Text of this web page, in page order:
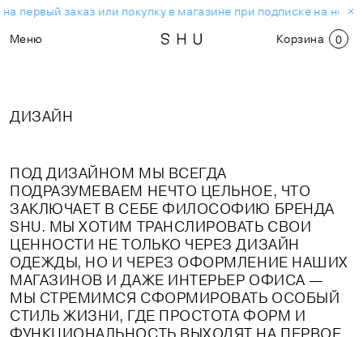
первый заказ или покупку в магазине при подписке на
Меню
Корзина 0
ДИЗАЙН
ПОД ДИЗАЙНОМ МЫ ВСЕГДА
ПОДРАЗУМЕВАЕМ НЕЧТО ЦЕЛЬНОЕ, ЧТО
ЗАКЛЮЧАЕТ В СЕБЕ ФИЛОСОФИЮ БРЕНДА
SHU. МЫ ХОТИМ ТРАНСЛИРОВАТЬ СВОИ
ЦЕННОСТИ НЕ ТОЛЬКО ЧЕРЕЗ ДИЗАЙН
ОДЕЖДЫ, НО И ЧЕРЕЗ ОФОРМЛЕНИЕ НАШИХ
МАГАЗИНОВ И ДАЖЕ ИНТЕРЬЕР ОФИСА —
МЫ СТРЕМИМСЯ СФОРМИРОВАТЬ ОСОБЫЙ
СТИЛЬ ЖИЗНИ, ГДЕ ПРОСТОТА ФОРМ И
ФУНКЦИОНАЛЬНОСТЬ ВЫХОДЯТ НА ПЕРВОЕ